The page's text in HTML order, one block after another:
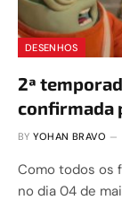
DESENHOS
2ª
confirmada
BY YOHAN BRAVO
Como todos os
no dia 04 de